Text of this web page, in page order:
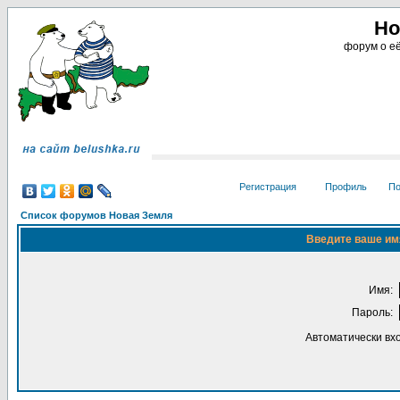
форум о
Регистрация Профиль
Список форумов Новая Земля
Введите ваше
Имя:
Пароль:
Автоматически